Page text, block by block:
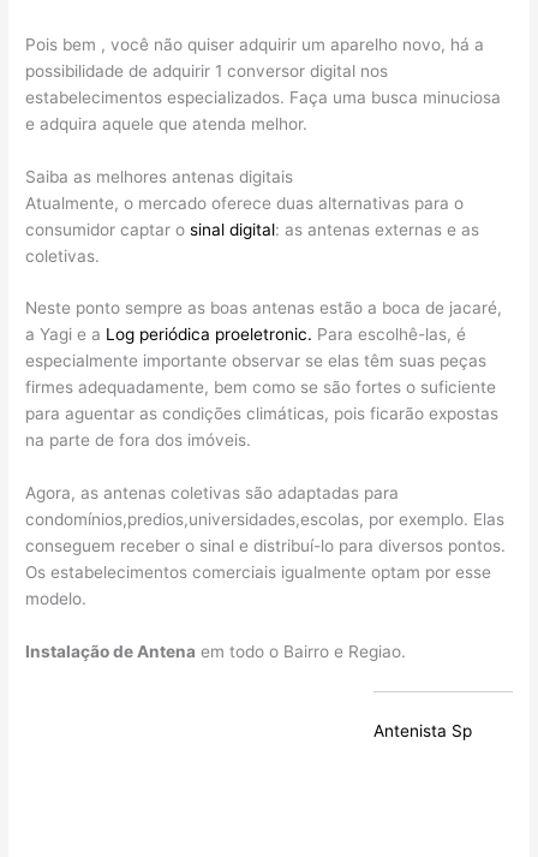
Pois bem , você não quiser adquirir um aparelho novo, há a
possibilidade de adquirir 1 conversor digital nos
estabelecimentos especializados. Faça uma busca minuciosa
e adquira aquele que atenda melhor.
Saiba as melhores antenas digitais
Atualmente, o mercado oferece duas alternativas para o
consumidor captar osinal digital: as antenas externas e as
coletivas.
Neste ponto sempre as boas antenas estão a boca de jacaré,
a Yagi e a Log periódica proeletronic. Para escolhê-las, é
especialmente importante observar se elas têm suas peças
firmes adequadamente, bem como se são fortes o suficiente
para aguentar as condições climáticas, pois ficarão expostas
na parte de fora dos imóveis.
Agora, as antenas coletivas são adaptadas para
condomínios,predios,universidades,escolas, por exemplo. Elas
conseguem receber o sinal e distribuí-lo para diversos pontos.
Os estabelecimentos comerciais igualmente optam por esse
modelo.
Instalação de Antena em todo o Bairro e Regiao.
Antenista Sp